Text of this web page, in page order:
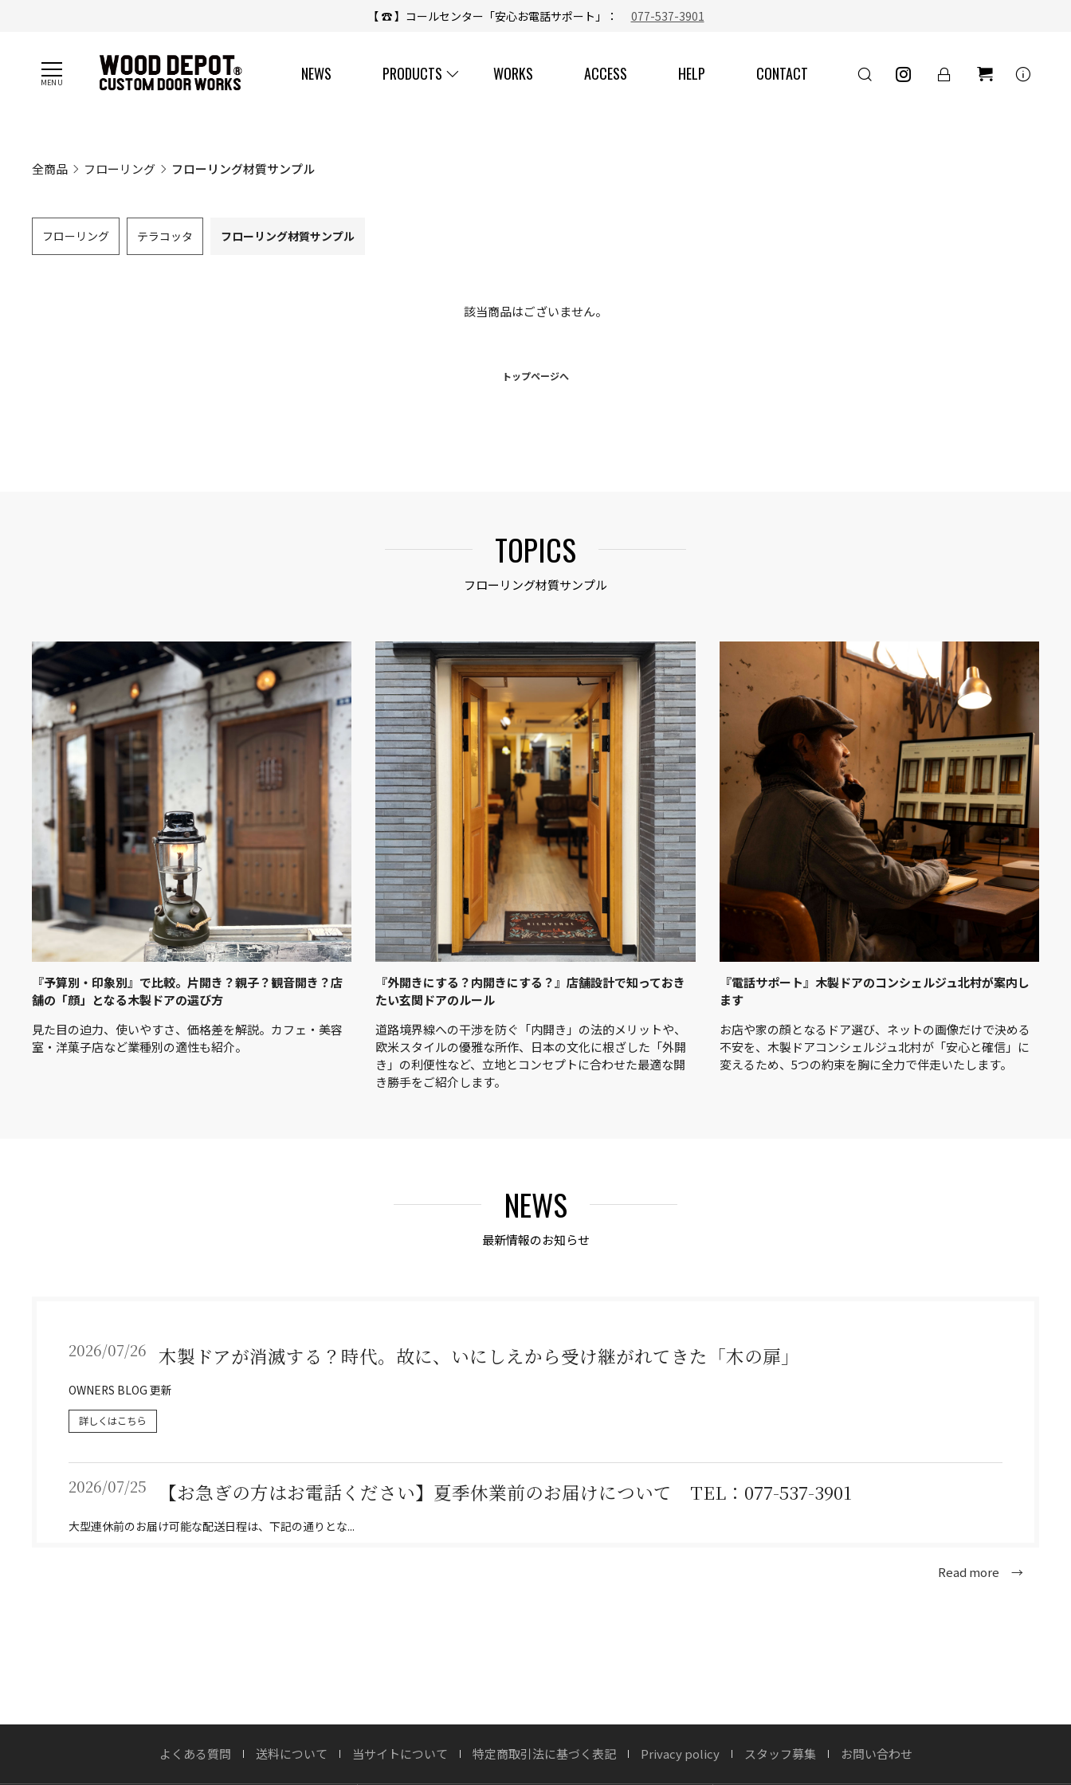
【 NEWS 】新着情報木製ドアが消滅する？時代。故に、いにしえから受け継がれてきた「木の扉」
NEWS PRODUCTS WORKS ACCESS HELP CONTACT info
全商品 フローリング フローリング材質サンプル
フローリング テラコッタ フローリング材質サンプル
該当商品はございません。
トップページへ
TOPICS
フローリング材質サンプル
『予算別・印象別』で比較。片開き？親子？観音開き？店
舗の「顔」となる木製ドアの選び方
見た目の迫力、使いやすさ、価格差を解説。カフェ・美容
室・洋菓子店など業種別の適性も紹介。
『外開きにする？内開きにする？』店舗設計で知っておき
たい玄関ドアのルール
道路境界線への干渉を防ぐ「内開き」の法的メリットや、
欧米スタイルの優雅な所作、日本の文化に根ざした「外開
き」の利便性など、立地とコンセプトに合わせた最適な開
き勝手をご紹介します。
『電話サポート』木製ドアのコンシェルジュ北村が案内し
ます
お店や家の顔となるドア選び、ネットの画像だけで決める
不安を、木製ドアコンシェルジュ北村が「安心と確信」に
変えるため、5つの約束を胸に全力で伴走いたします。
NEWS
最新情報のお知らせ
2026/07/26 木製ドアが消滅する？時代。故に、いにしえから受け継がれてきた「木の扉」
OWNERS BLOG 更新
詳しくはこちら
2026/07/25 【お急ぎの方はお電話ください】夏季休業前のお届けについて TEL：077-537-3901
大型連休前のお届け可能な配送日程は、下記の通りとな...
渓流が刻んだ時間、職人が刻む時間 ― 木製玄関ドア「ヘビーヴィンテージフィニッシュ」
Read more →
よくある質問 送料について 当サイトについて 特定商取引法に基づく表記 Privacy policy スタッフ募集 お問い合わせ